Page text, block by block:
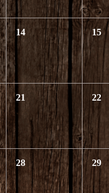
14 15
21 22
28 29